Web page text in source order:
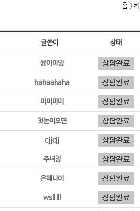
홈
글쓴이 상태
윤이이잉
hahaahaha
미미미미
첫눈이오면
cjjcjj
주녀잉
은혜니이
wsllllll